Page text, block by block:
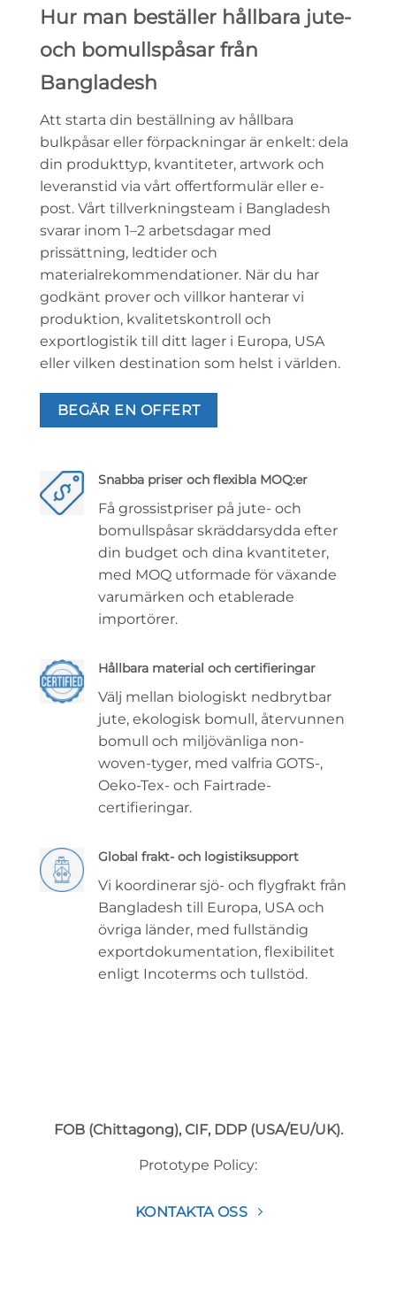
Hur man beställer hållbara jute-
och bomullspåsar från
Bangladesh
Att starta din beställning av hållbara
bulkpåsar eller förpackningar är enkelt: dela
din produkttyp, kvantiteter, artwork och
leveranstid via vårt offertformulär eller e-
post. Vårt tillverkningsteam i Bangladesh
svarar inom 1–2 arbetsdagar med
prissättning, ledtider och
materialrekommendationer. När du har
godkänt prover och villkor hanterar vi
produktion, kvalitetskontroll och
exportlogistik till ditt lager i Europa, USA
eller vilken destination som helst i världen.
BEGÄR EN OFFERT
Snabba priser och flexibla MOQ:er
Få grossistpriser på jute- och
bomullspåsar skräddarsydda efter
din budget och dina kvantiteter,
med MOQ utformade för växande
varumärken och etablerade
importörer.
Hållbara material och certifieringar
Välj mellan biologiskt nedbrytbar
jute, ekologisk bomull, återvunnen
bomull och miljövänliga non-
woven-tyger, med valfria GOTS-,
Oeko-Tex- och Fairtrade-
certifieringar.
Global frakt- och logistiksupport
Vi koordinerar sjö- och flygfrakt från
Bangladesh till Europa, USA och
övriga länder, med fullständig
exportdokumentation, flexibilitet
enligt Incoterms och tullstöd.
FOB (Chittagong), CIF, DDP (USA/EU/UK).
Prototype Policy:
KONTAKTA OSS